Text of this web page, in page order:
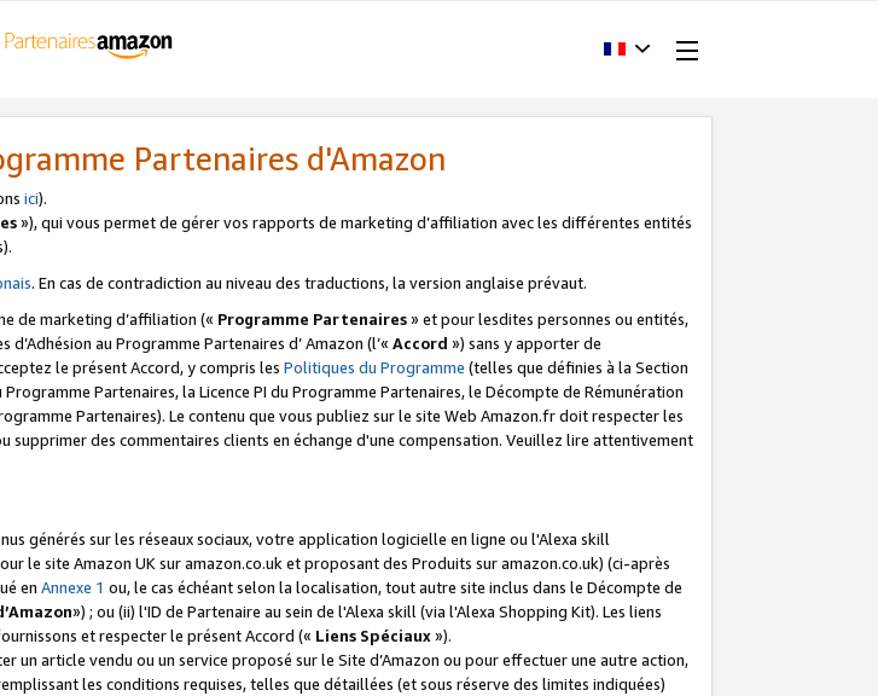
Partenaires d'Amazon
ici).
»), qui vous permet de gérer vos rapports de marketing d’affiliation avec les différentes entités
. En cas de contradiction au niveau des traductions, la version anglaise prévaut.
de marketing d’affiliation (« Programme Partenaires» et pour lesdites personnes ou entités,
au Programme Partenaires d’ Amazon (l’« Accord ») sans y apporter de
le présent Accord, y compris les Politiques du Programme (telles que définies à la Section
Partenaires, la Licence PI du Programme Partenaires, le Décompte de Rémunération
Partenaires). Le contenu que vous publiez sur le site Web Amazon.fr doit respecter les
des commentaires clients en échange d'une compensation. Veuillez lire attentivement
générés sur les réseaux sociaux, votre application logicielle en ligne ou l'Alexa skill
le site Amazon UK sur amazon.co.uk et proposant des Produits sur amazon.co.uk) (ci-après
en Annexe 1 ou, le cas échéant selon la localisation, tout autre site inclus dans le Décompte de
») ; ou (ii) l'ID de Partenaire au sein de l'Alexa skill (via l'Alexa Shopping Kit). Les liens
et respecter le présent Accord (« Liens Spéciaux»).
un article vendu ou un service proposé sur le Site d’Amazon ou pour effectuer une autre action,
les conditions requises, telles que détaillées (et sous réserve des limites indiquées)